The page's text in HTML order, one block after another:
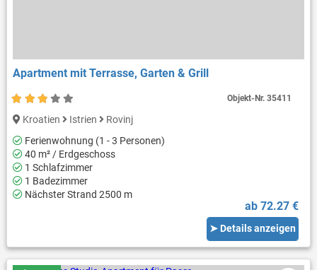
Apartment mit Terrasse, Garten & Grill
Kroatien Istrien
Rovinj
Ferienwohnung (1 - 3 Personen)
40 m² / Erdgeschoss
1 Schlafzimmer
1 Badezimmer
Nächster Strand 2500 m
ab 72.27 €
➤ Details anzeigen
Objekt-Nr.35411